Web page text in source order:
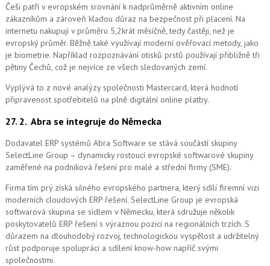
Češi patří v evropském srovnání k nadprůměrně aktivním online
zákazníkům a zároveň kladou důraz na bezpečnost při placení. Na
internetu nakupují v průměru 5,2krát měsíčně, tedy častěji, než je
evropský průměr. Běžně také využívají moderní ověřovací metody, jako
je biometrie. Například rozpoznávání otisků prstů používají přibližně tři
pětiny Čechů, což je nejvíce ze všech sledovaných zemí.
Vyplývá to z nové analýzy společnosti Mastercard, která hodnotí
připravenost spotřebitelů na plně digitální online platby.
27. 2. Abra se integruje do Německa
Dodavatel ERP systémů Abra Software se stává součástí skupiny
SelectLine Group – dynamicky rostoucí evropské softwarové skupiny
zaměřené na podniková řešení pro malé a střední firmy (SME).
Firma tím prý získá silného evropského partnera, který sdílí firemní vizi
moderních cloudových ERP řešení. SelectLine Group je evropská
softwarová skupina se sídlem v Německu, která sdružuje několik
poskytovatelů ERP řešení s výraznou pozicí na regionálních trzích. S
důrazem na dlouhodobý rozvoj, technologickou vyspělost a udržitelný
růst podporuje spolupráci a sdílení know-how napříč svými
společnostmi.